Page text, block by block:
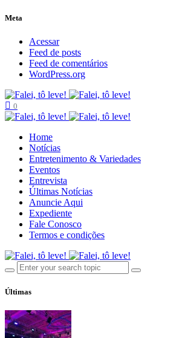
Meta
Acessar
Feed de posts
Feed de comentários
WordPress.org
0
Home
Notícias
Entretenimento & Variedades
Eventos
Entrevista
Últimas Notícias
Anuncie Aqui
Expediente
Fale Conosco
Termos e condições
Últimas